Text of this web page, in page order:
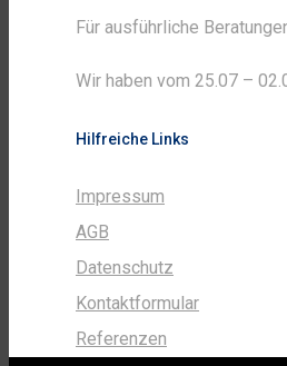
Für ausführliche
Wir haben vom 25.07 –
Hilfreiche Links
Impressum
AGB
Datenschutz
Kontaktformular
Referenzen